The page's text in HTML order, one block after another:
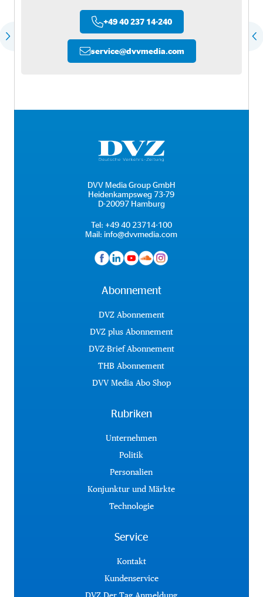
+49 40 237 14-240
service@dvvmedia.com
DVV Media Group GmbH
Heidenkampsweg 73-79
D-20097 Hamburg
Tel: +49 40 23714-100
Mail: info@dvvmedia.com
Abonnement
DVZ Abonnement
DVZ plus Abonnement
DVZ-Brief Abonnement
THB Abonnement
DVV Media Abo Shop
Rubriken
Unternehmen
Politik
Personalien
Konjunktur und Märkte
Technologie
Service
Kontakt
Kundenservice